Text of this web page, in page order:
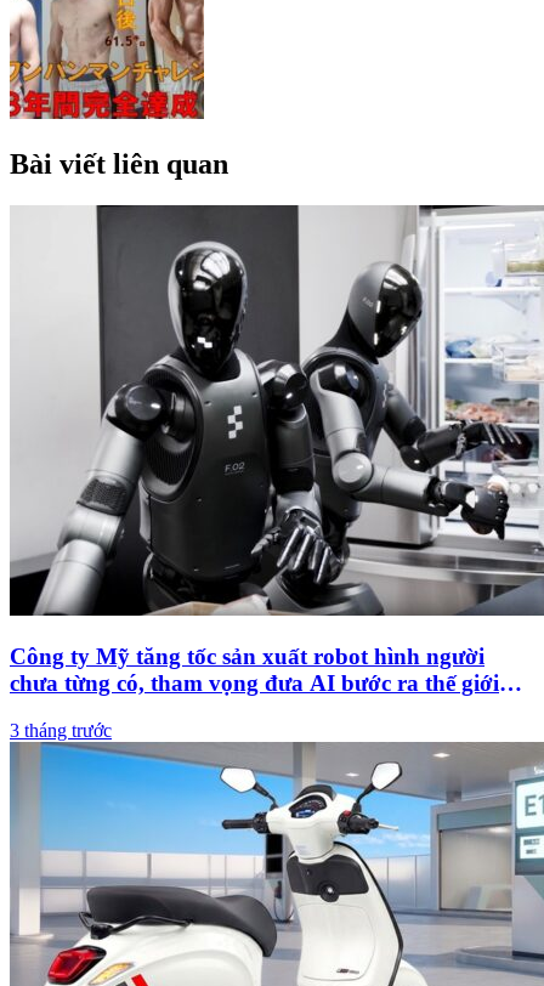
Bài viết liên quan
Công ty Mỹ tăng tốc sản xuất robot hình người
chưa từng có, tham vọng đưa AI bước ra thế giới
3 tháng trước